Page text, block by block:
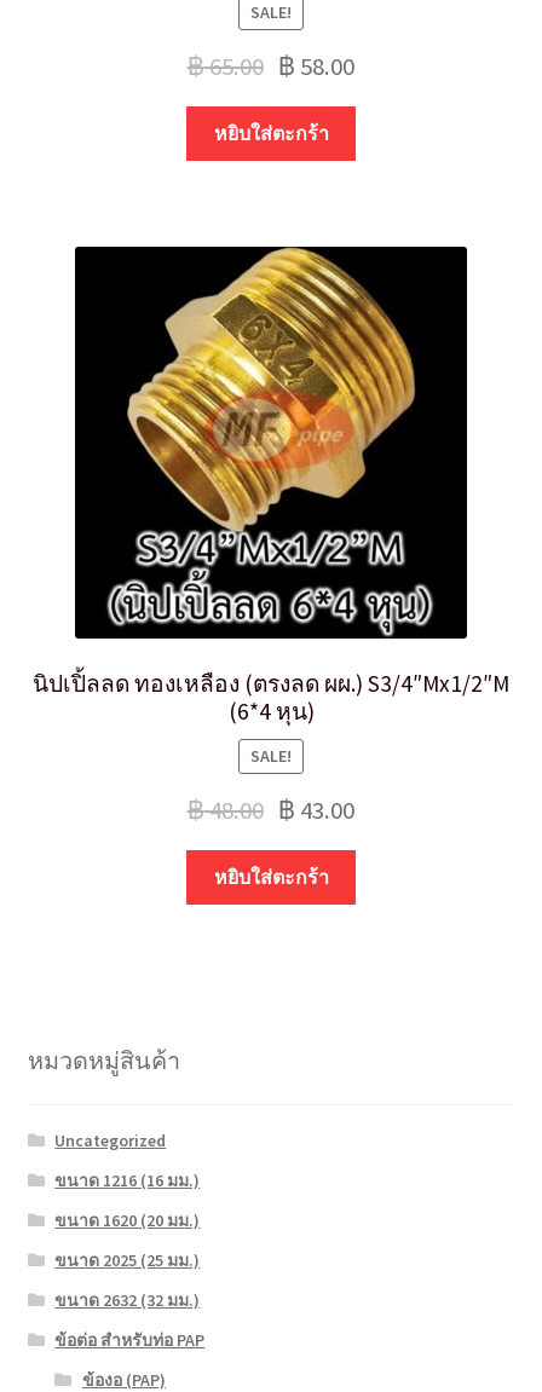
SALE!
฿65.00 ฿ 58.00
หยิบใส่ตะกร้า
นิปเปิ้ลลด ทองเหลือง (ตรงลด ผผ.) S3/4″Mx1/2″M
(6*4 หุน)
SALE!
฿48.00 ฿ 43.00
หยิบใส่ตะกร้า
หมวดหมู่สินค้า
Uncategorized
ขนาด 1216 (16 มม.)
ขนาด 1620 (20 มม.)
ขนาด 2025 (25 มม.)
ขนาด 2632 (32 มม.)
ข้อต่อ สำหรับท่อ PAP
ข้องอ (PAP)